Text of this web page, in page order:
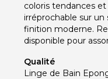
coloris tendances
irréprochable sur
finition moderne.
disponible pour
Qualité
Linge de Bain